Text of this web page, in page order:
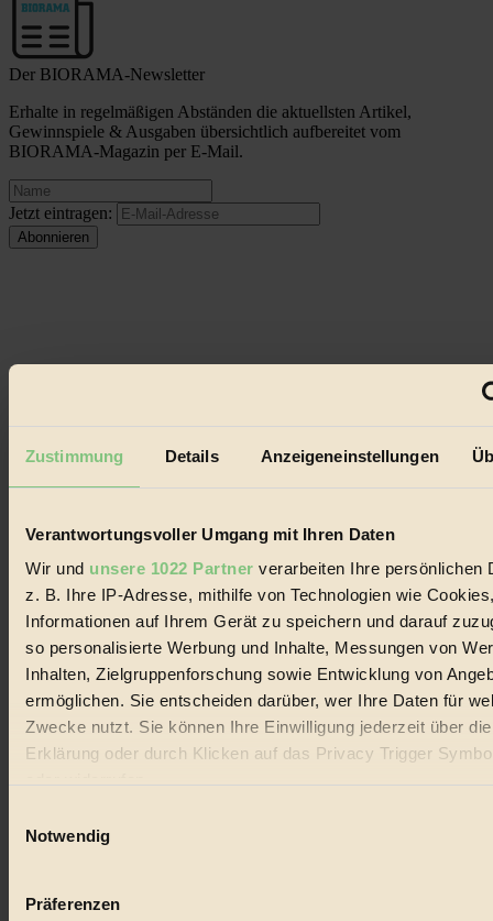
Zustimmung Details Anzeigeneinstellungen
Verantwortungsvoller Umgang mit Ihren Daten
Wir und unsere 1022 Partner verarbeiten Ihre persönlichen
z. B. Ihre IP-Adresse, mithilfe von Technologien wie
Informationen auf Ihrem Gerät zu speichern und darauf
so personalisierte Werbung und Inhalte, Messungen von
Inhalten, Zielgruppenforschung sowie Entwicklung von
ermöglichen. Sie entscheiden darüber, wer Ihre Daten für
Zwecke nutzt. Sie können Ihre Einwilligung jederzeit über
Erklärung oder durch Klicken auf das Privacy Trigger
Wenn Sie es erlauben, würden wir auch gerne:
Ihr Gerät durch aktives Scannen nach bestimmten
Notwendig
Präferenzen
Der BIORAMA-Newsletter
Erhalte in regelmäßigen Abständen die aktuellsten Artikel,
Gewinnspiele & Ausgaben übersichtlich aufbereitet vom
BIORAMA-Magazin per E-Mail.
Jetzt eintragen:
© 2026 Biorama GmbH
Datenschutz
Mediadaten
Biorama steht für einen nachhaltigen Lebensstil und bewussten
und Produkte, ein Leitfaden im schnell wachsenden Markt des
Handels mit Bioprodukten, des Fair-Trade sowie der Branche
alternativer Energien.
Social Media
22.601 Fans auf Facebook
3.415 Follower auf Twitter
Folge uns auf Instagram
Themen
Bio
#
Nachhaltigkeit